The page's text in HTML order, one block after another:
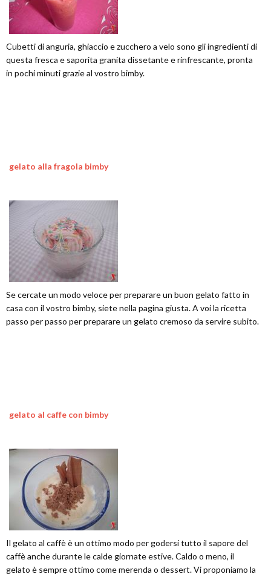
Cubetti di anguria, ghiaccio e zucchero a velo sono gli ingredienti di
questa fresca e saporita granita dissetante e rinfrescante, pronta
in pochi minuti grazie al vostro bimby.
gelato alla fragola bimby
Se cercate un modo veloce per preparare un buon gelato fatto in
casa con il vostro bimby, siete nella pagina giusta. A voi la ricetta
passo per passo per preparare un gelato cremoso da servire subito.
gelato al caffe con bimby
Il gelato al caffè è un ottimo modo per godersi tutto il sapore del
caffè anche durante le calde giornate estive. Caldo o meno, il
gelato è sempre ottimo come merenda o dessert. Vi proponiamo la